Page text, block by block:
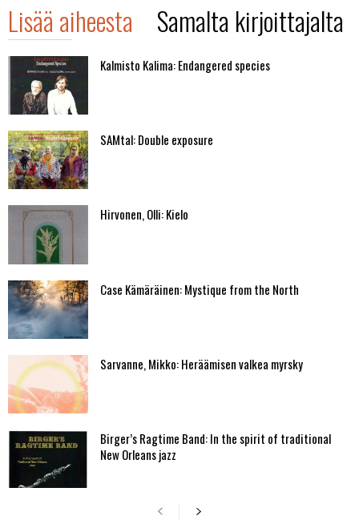
Lisää aiheesta Samalta kirjoittajalta
Kalmisto Kalima: Endangered species
SAMtal: Double exposure
Hirvonen, Olli: Kielo
Case Kämäräinen: Mystique from the North
Sarvanne, Mikko: Heräämisen valkea myrsky
Birger’s Ragtime Band: In the spirit of traditional
New Orleans jazz